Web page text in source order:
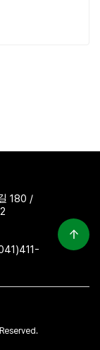
180 /